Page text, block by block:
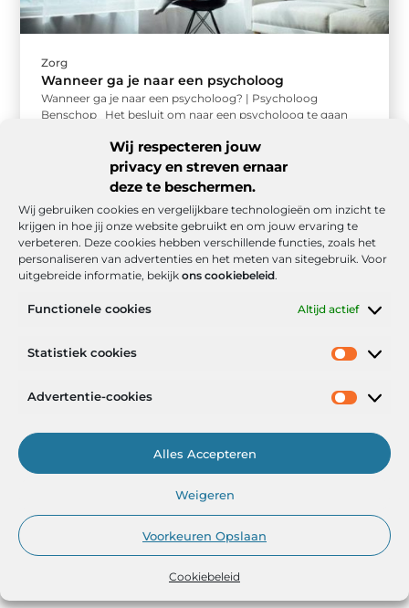
Wij respecteren jouw
privacy en streven ernaar
deze te beschermen.
Wij gebruiken cookies en vergelijkbare technologieën om inzicht te
krijgen in hoe jij onze website gebruikt en om jouw ervaring te
verbeteren. Deze cookies hebben verschillende functies, zoals het
personaliseren van advertenties en het meten van sitegebruik. Voor
uitgebreide informatie, bekijk ons cookiebeleid.
Functionele cookies Altijd actief
Statistiek cookies
Advertentie-cookies
Alles Accepteren
Weigeren
Voorkeuren Opslaan
Cookiebeleid
Zorg
Wanneer ga je naar een psycholoog
Wanneer ga je naar een psycholoog? | Psycholoog
Benschop Het besluit om naar een psycholoog te gaan
Het Portaal voor Inzichten en Inspiratie
— AdviesPortal.nl verzamelt de beste blogs en artikelen om jou te
helpen groeien. Ontdek, leer en laat je inspireren!
www.adviesportal.nl.All Right Reserved.
Onze informatie